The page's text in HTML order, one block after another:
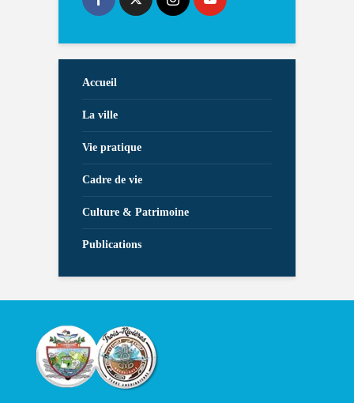
Accueil
La ville
Vie pratique
Cadre de vie
Culture & Patrimoine
Publications